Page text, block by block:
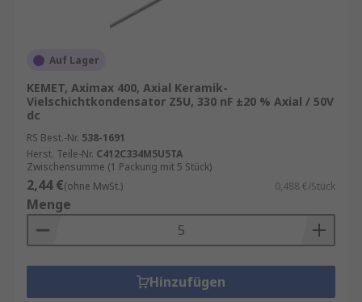
Auf Lager
KEMET, Aximax 400, Axial Keramik-
Vielschichtkondensator Z5U, 330 nF ±20 % Axial / 50V
dc
RS Best.-Nr. 538-1691
Herst. Teile-Nr. C412C334M5U5TA
Zwischensumme (1 Packung mit 5 Stück)
2,44 €(ohne MwSt.) 0,488 €/Stück
Menge
Hinzufügen